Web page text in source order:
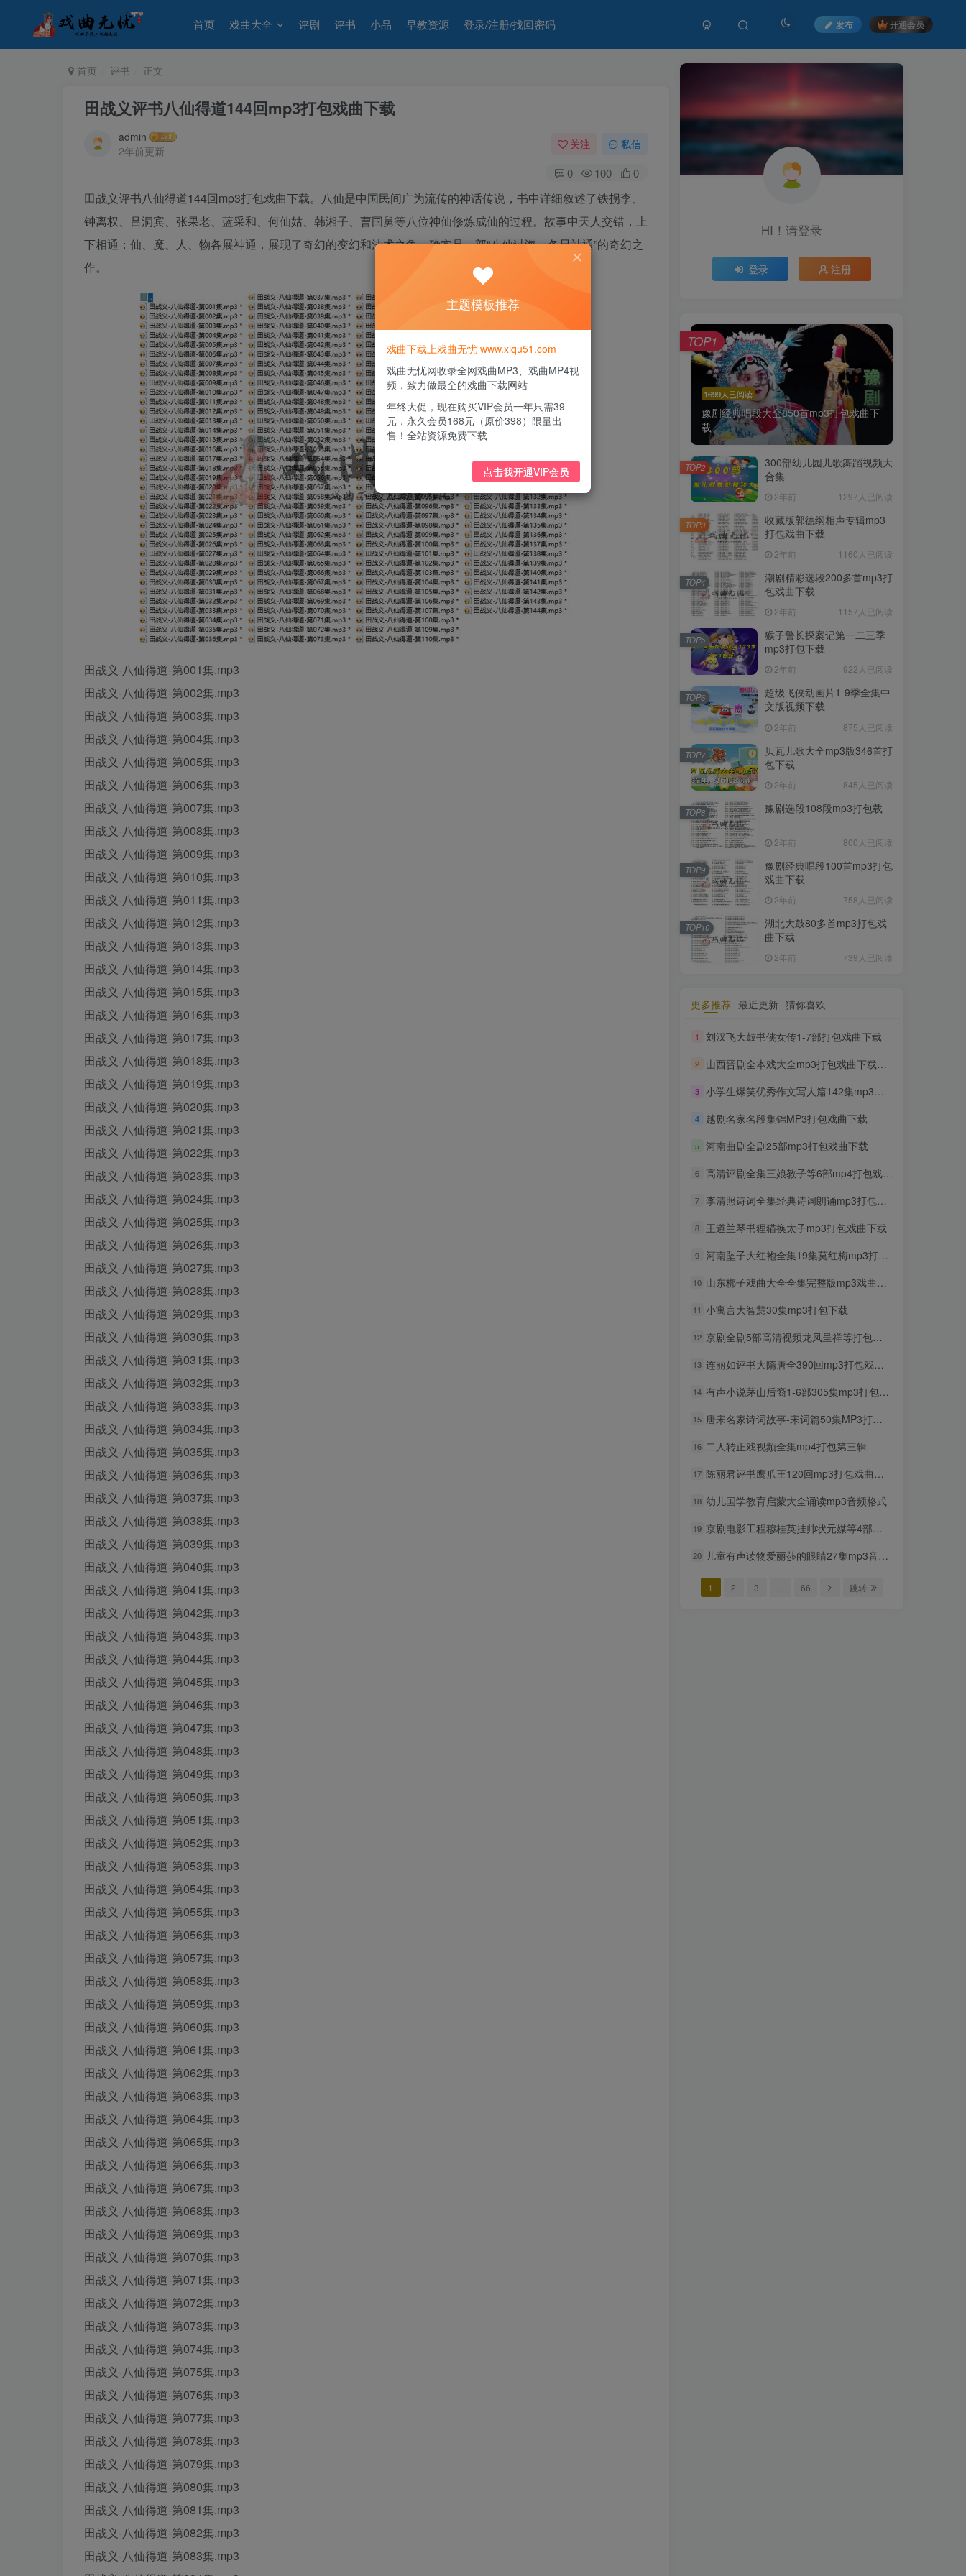
首页 戏曲大全 评剧 评书 小品 早教资源 登录/注册/找回密码 发布 开通会员
首页 评书 正文
田战义评书八仙得道144回mp3打包戏曲下载
admin
2年前更新
关注 私信
0 100 0
田战义评书八仙得道144回mp3打包戏曲下载。八仙是中国民间广为流传的神话传说，书中详细叙述了铁拐李、
钟离权、吕洞宾、张果老、蓝采和、何仙姑、韩湘子、曹国舅等八位神仙修炼成仙的过程。故事中天人交错，上
下相通；仙、魔、人、物各展神通，展现了奇幻的变幻和法术之争，确实是一部“八仙过海，各显神通”的奇幻之
作。
田战义-八仙得道-第001集.mp3
田战义-八仙得道-第002集.mp3
田战义-八仙得道-第003集.mp3
田战义-八仙得道-第004集.mp3
田战义-八仙得道-第005集.mp3
田战义-八仙得道-第006集.mp3
田战义-八仙得道-第007集.mp3
田战义-八仙得道-第008集.mp3
田战义-八仙得道-第009集.mp3
田战义-八仙得道-第010集.mp3
田战义-八仙得道-第011集.mp3
田战义-八仙得道-第012集.mp3
田战义-八仙得道-第013集.mp3
田战义-八仙得道-第014集.mp3
田战义-八仙得道-第015集.mp3
田战义-八仙得道-第016集.mp3
田战义-八仙得道-第017集.mp3
田战义-八仙得道-第018集.mp3
田战义-八仙得道-第019集.mp3
田战义-八仙得道-第020集.mp3
田战义-八仙得道-第021集.mp3
田战义-八仙得道-第022集.mp3
田战义-八仙得道-第023集.mp3
田战义-八仙得道-第024集.mp3
田战义-八仙得道-第025集.mp3
田战义-八仙得道-第026集.mp3
田战义-八仙得道-第027集.mp3
田战义-八仙得道-第028集.mp3
田战义-八仙得道-第029集.mp3
田战义-八仙得道-第030集.mp3
田战义-八仙得道-第031集.mp3
田战义-八仙得道-第032集.mp3
田战义-八仙得道-第033集.mp3
田战义-八仙得道-第034集.mp3
田战义-八仙得道-第035集.mp3
田战义-八仙得道-第036集.mp3
田战义-八仙得道-第037集.mp3
田战义-八仙得道-第038集.mp3
田战义-八仙得道-第039集.mp3
田战义-八仙得道-第040集.mp3
田战义-八仙得道-第041集.mp3
田战义-八仙得道-第042集.mp3
田战义-八仙得道-第043集.mp3
田战义-八仙得道-第044集.mp3
田战义-八仙得道-第045集.mp3
田战义-八仙得道-第046集.mp3
田战义-八仙得道-第047集.mp3
田战义-八仙得道-第048集.mp3
田战义-八仙得道-第049集.mp3
田战义-八仙得道-第050集.mp3
田战义-八仙得道-第051集.mp3
田战义-八仙得道-第052集.mp3
田战义-八仙得道-第053集.mp3
田战义-八仙得道-第054集.mp3
田战义-八仙得道-第055集.mp3
田战义-八仙得道-第056集.mp3
田战义-八仙得道-第057集.mp3
田战义-八仙得道-第058集.mp3
田战义-八仙得道-第059集.mp3
田战义-八仙得道-第060集.mp3
田战义-八仙得道-第061集.mp3
田战义-八仙得道-第062集.mp3
田战义-八仙得道-第063集.mp3
田战义-八仙得道-第064集.mp3
田战义-八仙得道-第065集.mp3
田战义-八仙得道-第066集.mp3
田战义-八仙得道-第067集.mp3
田战义-八仙得道-第068集.mp3
田战义-八仙得道-第069集.mp3
田战义-八仙得道-第070集.mp3
田战义-八仙得道-第071集.mp3
田战义-八仙得道-第072集.mp3
田战义-八仙得道-第073集.mp3
田战义-八仙得道-第074集.mp3
田战义-八仙得道-第075集.mp3
田战义-八仙得道-第076集.mp3
田战义-八仙得道-第077集.mp3
田战义-八仙得道-第078集.mp3
田战义-八仙得道-第079集.mp3
田战义-八仙得道-第080集.mp3
田战义-八仙得道-第081集.mp3
田战义-八仙得道-第082集.mp3
田战义-八仙得道-第083集.mp3
HI！请登录
登录 注册
1699人已阅读
豫剧经典唱段大全850首mp3打包戏曲下
载
TOP1
300部幼儿园儿歌舞蹈视频大
合集
2年前 1297人已阅读
TOP2
收藏版郭德纲相声专辑mp3
打包戏曲下载
2年前 1160人已阅读
TOP3
潮剧精彩选段200多首mp3打
包戏曲下载
2年前 1157人已阅读
TOP4
猴子警长探案记第一二三季
mp3打包下载
2年前 922人已阅读
TOP5
超级飞侠动画片1-9季全集中
文版视频下载
2年前 875人已阅读
TOP6
贝瓦儿歌大全mp3版346首打
包下载
2年前 845人已阅读
TOP7
豫剧选段108段mp3打包载
2年前 800人已阅读
TOP8
豫剧经典唱段100首mp3打包
戏曲下载
2年前 758人已阅读
TOP9
湖北大鼓80多首mp3打包戏
曲下载
2年前 739人已阅读
TOP10
更多推荐 最近更新 猜你喜欢
1 刘汉飞大鼓书侠女传1-7部打包戏曲下载
2 山西晋剧全本戏大全mp3打包戏曲下载第七辑
3 小学生爆笑优秀作文写人篇142集mp3下载
4 越剧名家名段集锦MP3打包戏曲下载
5 河南曲剧全剧25部mp3打包戏曲下载
6 高清评剧全集三娘教子等6部mp4打包戏曲下载
7 李清照诗词全集经典诗词朗诵mp3打包下载
8 王道兰琴书狸猫换太子mp3打包戏曲下载
9 河南坠子大红袍全集19集莫红梅mp3打包戏曲下载
10 山东梆子戏曲大全全集完整版mp3戏曲下载
11 小寓言大智慧30集mp3打包下载
12 京剧全剧5部高清视频龙凤呈祥等打包戏曲下载
13 连丽如评书大隋唐全390回mp3打包戏曲下载
14 有声小说茅山后裔1-6部305集mp3打包戏曲下载
15 唐宋名家诗词故事-宋词篇50集MP3打包下载
16 二人转正戏视频全集mp4打包第三辑
17 陈丽君评书鹰爪王120回mp3打包戏曲下载
18 幼儿国学教育启蒙大全诵读mp3音频格式
19 京剧电影工程穆桂英挂帅状元媒等4部打包戏曲下载
20 儿童有声读物爱丽莎的眼睛27集mp3音频打包下载
1 2 3 66 跳转
主题模板推荐
戏曲下载上戏曲无忧 www.xiqu51.com
戏曲无忧网收录全网戏曲MP3、戏曲MP4视
频，致力做最全的戏曲下载网站
年终大促，现在购买VIP会员一年只需39
元，永久会员168元（原价398）限量出
售！全站资源免费下载
点击我开通VIP会员